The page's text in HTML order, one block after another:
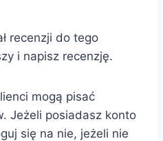
recenzji do tego
i napisz recenzję.
mogą pisać
Jeżeli posiadasz konto
się na nie, jeżeli nie